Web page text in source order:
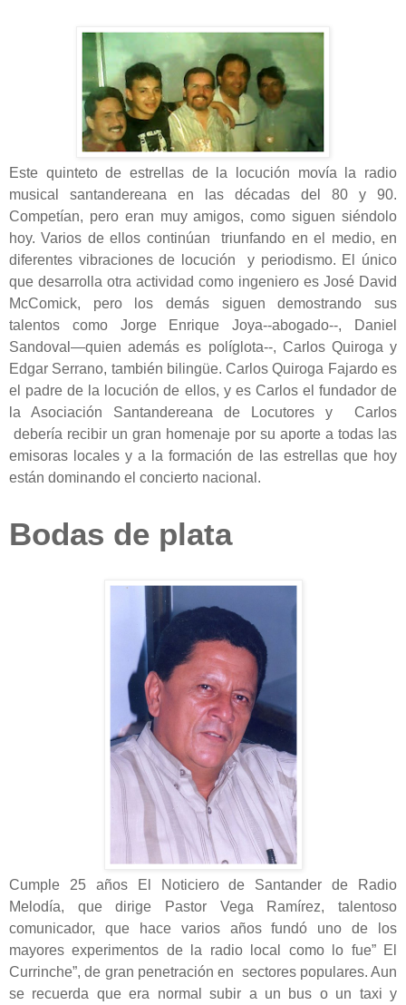
Este quinteto de estrellas de la locución movía la radio
musical santandereana en las décadas del 80 y 90.
Competían, pero eran muy amigos, como siguen siéndolo
hoy. Varios de ellos continúan triunfando en el medio, en
diferentes vibraciones de locución y periodismo. El único
que desarrolla otra actividad como ingeniero es José David
McComick, pero los demás siguen demostrando sus
talentos como Jorge Enrique Joya--abogado--, Daniel
Sandoval—quien además es políglota--, Carlos Quiroga y
Edgar Serrano, también bilingüe. Carlos Quiroga Fajardo es
el padre de la locución de ellos, y es Carlos el fundador de
la Asociación Santandereana de Locutores y Carlos
debería recibir un gran homenaje por su aporte a todas las
emisoras locales y a la formación de las estrellas que hoy
están dominando el concierto nacional.
Bodas de plata
Cumple 25 años El Noticiero de Santander de Radio
Melodía, que dirige Pastor Vega Ramírez, talentoso
comunicador, que hace varios años fundó uno de los
mayores experimentos de la radio local como lo fue” El
Currinche”, de gran penetración en sectores populares. Aun
se recuerda que era normal subir a un bus o un taxi y